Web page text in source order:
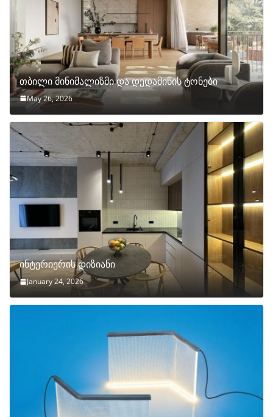
თბილი მინიმალიზმი და დედამიწის ტონები
May 26, 2026
ინტერიერის დიზიანი
January 24, 2026